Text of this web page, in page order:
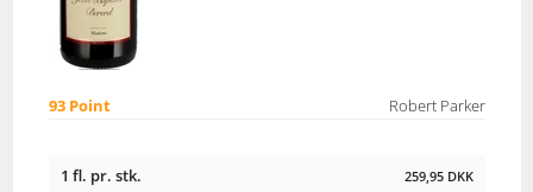
93 Point Robert Parker
1 fl. pr. stk. 259,95 DKK